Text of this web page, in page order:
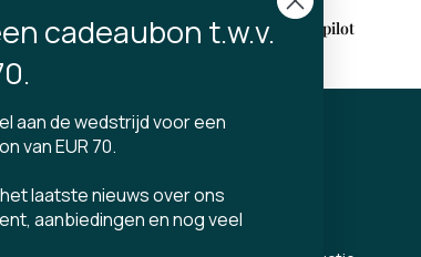
4,9 op Trustpilot
Over Tibladin
cadeaubon t.w.v.
aan de wedstrijd voor een
van EUR 70.
laatste nieuws over ons
aanbiedingen en nog veel